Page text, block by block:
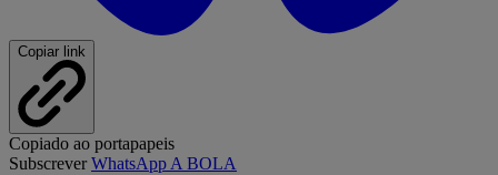
Copiar link
Copiado ao portapapeis
SubscreverWhatsApp A BOLA